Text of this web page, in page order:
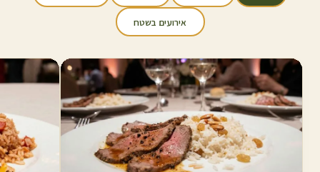
אירועים בשטח